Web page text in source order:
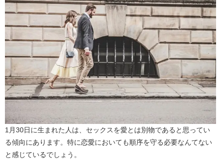
1月30日に生まれた人は、セックスを愛とは別物であると思ってい
る傾向にあります。特に恋愛においても順序を守る必要なんてない
と感じているでしょう。